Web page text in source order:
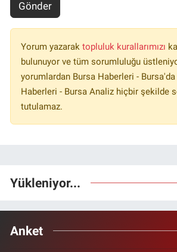
Gönder
Yorum yazarak topluluk kurallarımızı
bulunuyor ve tüm sorumluluğu
yorumlardan Bursa Haberleri -
Haberleri - Bursa Analiz hiçbir şekilde
tutulamaz.
Yükleniyor...
Anket